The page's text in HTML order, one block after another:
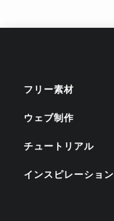
フリー素材
ウェブ制作
チュートリアル
インスピレーション